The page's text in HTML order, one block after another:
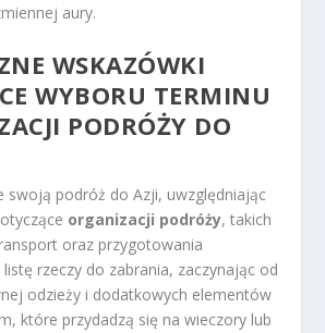
aury.
WSKAZÓWKI
WYBORU TERMINU
PODRÓŻY DO
swoją podróż do Azji, uwzględniając
organizacji podróży, takich
oraz przygotowania
rzeczy do zabrania, zaczynając od
odzieży i dodatkowych elementów
które przydadzą się na wieczory lub